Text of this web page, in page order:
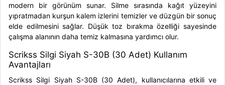
modern bir görünüm sunar. Silme sırasında kağıt yüzeyini
yıpratmadan kurşun kalem izlerini temizler ve düzgün bir sonuç
elde edilmesini sağlar. Düşük toz bırakma özelliği sayesinde
çalışma alanının daha temiz kalmasına yardımcı olur.
Scrikss Silgi Siyah S-30B (30 Adet) Kullanım
Avantajları
Scrikss Silgi Siyah S-30B (30 Adet), kullanıcılarına etkili ve